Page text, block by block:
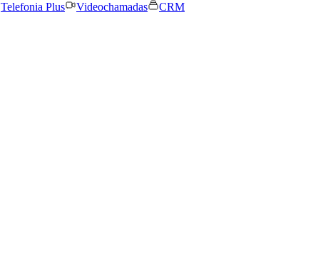
Telefonia Plus Videochamadas
CRM